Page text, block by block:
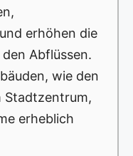
erhöhen die
Abflüssen.
wie den
Stadtzentrum,
erheblich